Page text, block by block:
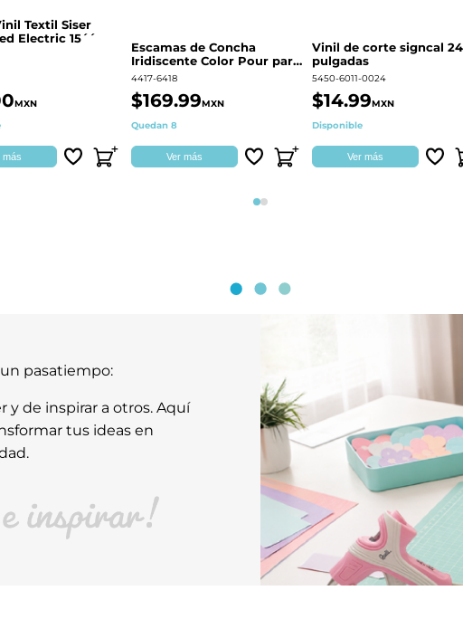
Textil Siser
Electric 15´´
MXN
más
Escamas de Concha
Iridiscente Color Pour para
decoración | 359687
4417-6418
$169.99MXN
Quedan 8
Ver más
Vinil de corte signcal 24
pulgadas
5450-6011-0024
$14.99MXN
Disponible
Ver más
Página 1
Página 2
pasatiempo:
y de inspirar a otros. Aquí
tus ideas en